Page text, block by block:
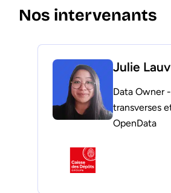
Nos intervenants
Julie Lauv
Data Owner
transverses
OpenData